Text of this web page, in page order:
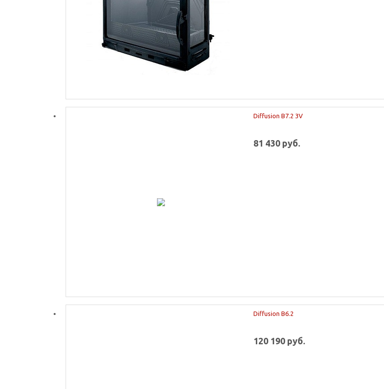
Diffusion B7.2 3V
81 430 руб.
Diffusion B6.2
120 190 руб.